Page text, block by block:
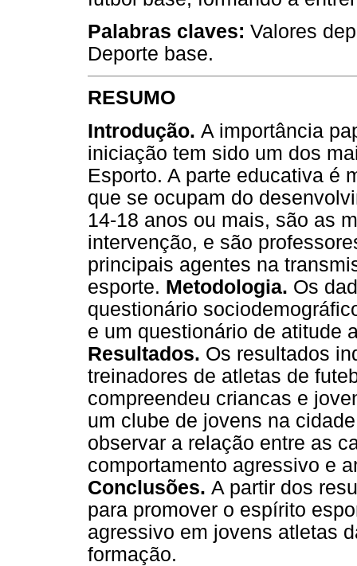
Palabras claves: Valores
Deporte base.
RESUMO
Introdução. A importância
iniciação tem sido um dos
Esporto. A parte educativa é
que se ocupam do
14-18 anos ou mais, são as
intervenção, e são
principais agentes na
esporte. Metodologia. Os
questionário
e um questionário de atitude
Resultados. Os resultados
treinadores de atletas de
compreendeu criancas e
um clube de jovens na
observar a relação entre as
comportamento agressivo e
Conclusões. A partir dos
para promover o espírito
agressivo em jovens atletas
formação.